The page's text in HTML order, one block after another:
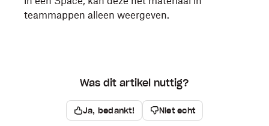
teammappen alleen weergeven.
Was dit artikel nuttig?
Ja, bedankt! Niet echt